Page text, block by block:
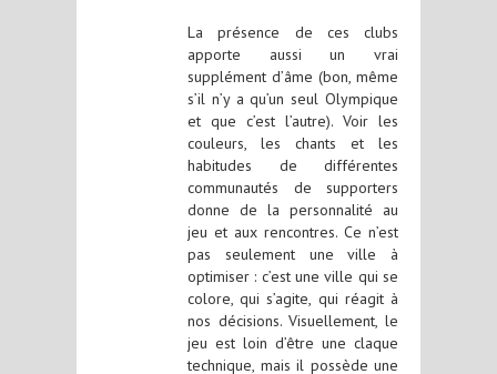
La présence de ces clubs
apporte aussi un vrai
supplément d’âme (bon, même
s’il n’y a qu’un seul Olympique
et que c’est l’autre). Voir les
couleurs, les chants et les
habitudes de différentes
communautés de supporters
donne de la personnalité au
jeu et aux rencontres. Ce n’est
pas seulement une ville à
optimiser : c’est une ville qui se
colore, qui s’agite, qui réagit à
nos décisions. Visuellement, le
jeu est loin d’être une claque
technique, mais il possède une